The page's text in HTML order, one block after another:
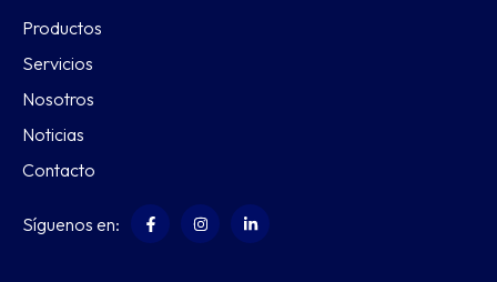
Productos
Servicios
Nosotros
Noticias
Contacto
Síguenos en: